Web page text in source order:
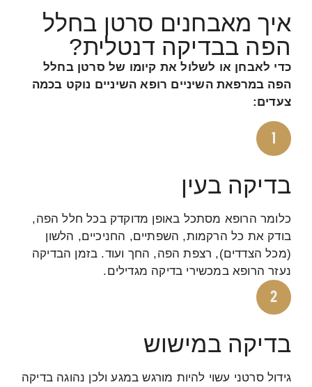
איך מאבחנים סרטן בחלל
הפה בבדיקה דנטלית?
כדי לאבחן או לשלול את קיומו של סרטן בחלל
הפה במרפאת השיניים רופא השיניים נוקט בכמה
צעדים:
בדיקה בעין
כלומר הרופא מסתכל באופן מדוקדק בכל חלל הפה,
בודק את כל הרקמות, השפתיים, החניכיים, הלשון
(מכל הצדדים), רצפת הפה, החך ועוד. בזמן הבדיקה
נעזר הרופא במכשירי בדיקה מגדילים.
בדיקה במישוש
גידול סרטני עשוי להיות מורגש במגע ולכן נהוגה בדיקה